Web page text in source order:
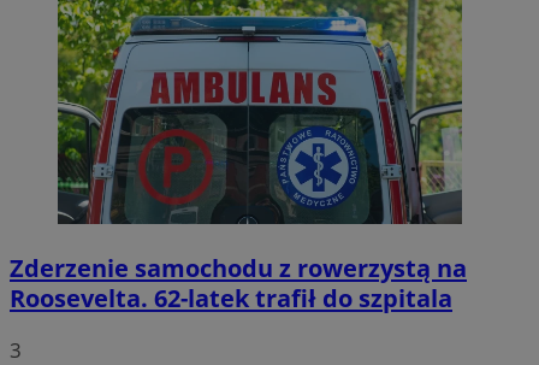
Zderzenie samochodu z rowerzystą na
Roosevelta. 62-latek trafił do szpitala
3